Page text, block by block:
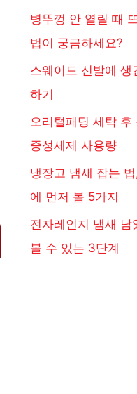
병뚜껑 안 열릴 때
법이 궁금하세요?
스웨이드 신발에 생
하기
오리털패딩 세탁 후
중성세제 사용량
냉장고 냄새 잡는
에 먼저 볼 5가지
전자레인지 냄새 남
볼 수 있는 3단계